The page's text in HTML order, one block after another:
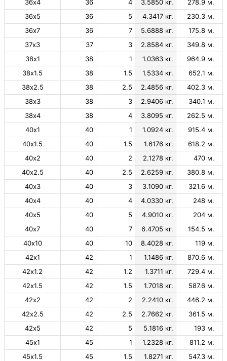
36х4 36 4 3.5850 кг.
278.9 м.
36х5
36 5 4.3417 кг.
230.3 м.
36х7
36 7 5.6888 кг.
175.8 м.
37х3
37 3 2.8584 кг.
349.8 м.
38х1
38 1 1.0363 кг.
964.9 м.
38х1.5
38 1.5 1.5334 кг.
652.1 м.
38х2.5
38 2.5 2.4856 кг.
402.3 м.
38х3
38 3 2.9406 кг.
340.1 м.
38х4
38 4 3.8095 кг.
262.5 м.
40х1
40 1 1.0924 кг.
915.4 м.
40х1.5
40 1.5 1.6176 кг.
618.2 м.
40х2
40 2 2.1278 кг.
470 м.
40х2.5
40 2.5 2.6259 кг.
380.8 м.
40х3
40 3 3.1090 кг.
321.6 м.
40х4
40 4 4.0330 кг.
248 м.
40х5
40 5 4.9010 кг.
204 м.
40х7
40 7 6.4705 кг.
154.5 м.
40х10
40 10 8.4028 кг.
119 м.
42х1
42 1 1.1486 кг.
870.6 м.
42х1.2
42 1.2 1.3711 кг.
729.4 м.
42х1.5
42 1.5 1.7018 кг.
587.6 м.
42х2
42 2 2.2410 кг.
446.2 м.
42х2.5
42 2.5 2.7662 кг.
361.5 м.
42х5
42 5 5.1816 кг.
193 м.
45х1
45 1 1.2328 кг.
811.2 м.
45х1.5
45 1.5 1.8271 кг.
547.3 м.